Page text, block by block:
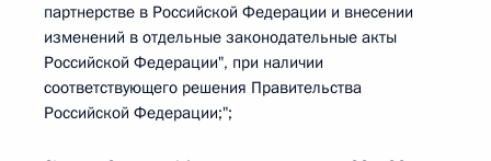
партнерстве в Российской Федерации и внесении
изменений в отдельные законодательные акты
Российской Федерации", при наличии
соответствующего решения Правительства
Российской Федерации;";